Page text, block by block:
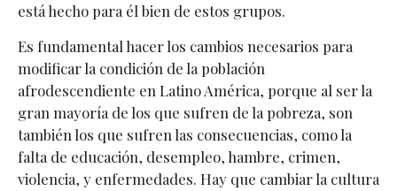
está hecho para él bien de estos grupos.
Es fundamental hacer los cambios necesarios para
modificar la condición de la población
afrodescendiente en Latino América, porque al ser la
gran mayoría de los que sufren de la pobreza, son
también los que sufren las consecuencias, como la
falta de educación, desempleo, hambre, crimen,
violencia, y enfermedades. Hay que cambiar la cultura